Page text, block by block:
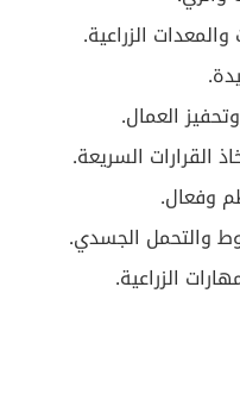
الزراعية.
العمال.
القرارات السريعة.
وفعال.
والتحمل الجسدي.
الزراعية.